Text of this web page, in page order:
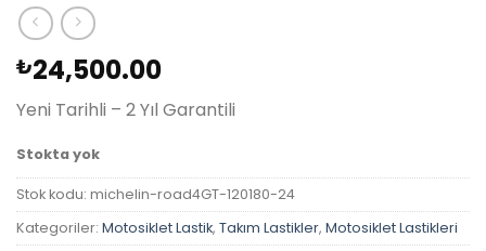
₺24,500.00
Yeni Tarihli – 2 Yıl Garantili
Stokta yok
Stok kodu: michelin-road4GT-120180-24
Kategoriler: Motosiklet Lastik, Takım Lastikler, Motosiklet Lastikleri